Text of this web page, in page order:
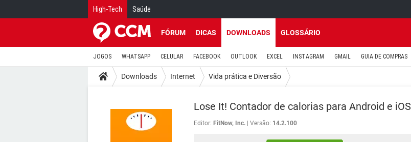
High-Tech Saúde
FÓRUM DICAS DOWNLOADS GLOSSÁRIO
JOGOS WHATSAPP CELULAR FACEBOOK OUTLOOK EXCEL INSTAGRAM GMAIL GUIA DE COMPRAS
Downloads Internet Vida prática e Diversão
Lose It! Contador de calorias para Android e iOS
Editor: FitNow, Inc. Versão: 14.2.100